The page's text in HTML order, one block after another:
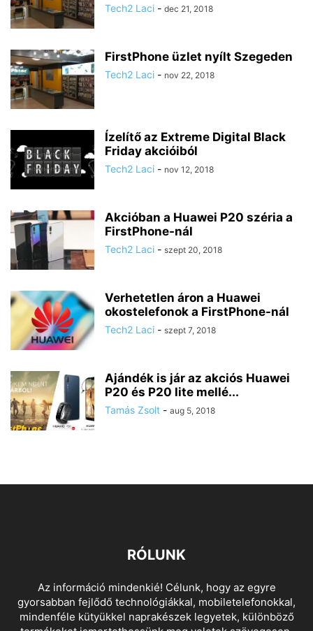
Tech2 Laci - dec 21, 2018
FirstPhone üzlet nyílt Szegeden
Tech2 Laci - nov 22, 2018
Ízelítő az Extreme Digital Black
Friday akcióiból
Tech2 Laci - nov 12, 2018
Akcióban a Huawei P20 széria a
FirstPhone-nál
Tech2 Laci - szept 20, 2018
Verhetetlen áron a Huawei
okostelefonok a FirstPhone-nál
Tech2 Laci - szept 7, 2018
Ajándék is jár az akciós Huawei
P20 és P20 lite mellé...
Tamás Zsolt - aug 5, 2018
RÓLUNK
Az információ mindenkié! Célunk, hogy az egyre
gyorsabban fejlődő technológiákkal, mobiletelefonokkal,
mindenféle kütyükkel naprakészek legyetek, különböző